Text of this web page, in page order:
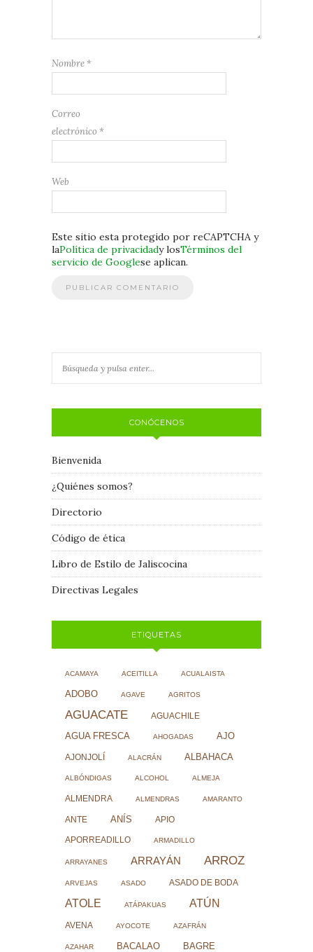
Nombre *
Correo
electrónico *
Web
Este sitio esta protegido por reCAPTCHA y
laPolítica de privacidady losTérminos del
servicio de Googlese aplican.
CONÓCENOS
Bienvenida
¿Quiénes somos?
Directorio
Código de ética
Libro de Estilo de Jaliscocina
Directivas Legales
ETIQUETAS
ACAMAYA ACEITILLA ACUALAISTA
ADOBO AGAVE AGRITOS
AGUACATE AGUACHILE
AGUA FRESCA AHOGADAS AJO
AJONJOLÍ ALACRÁN ALBAHACA
ALBÓNDIGAS ALCOHOL ALMEJA
ALMENDRA ALMENDRAS AMARANTO
ANTE ANÍS APIO
APORREADILLO ARMADILLO
ARRAYANES ARRAYÁN ARROZ
ARVEJAS ASADO ASADO DE BODA
ATOLE ATÁPAKUAS ATÚN
AVENA AYOCOTE AZAFRÁN
AZAHAR BACALAO BAGRE